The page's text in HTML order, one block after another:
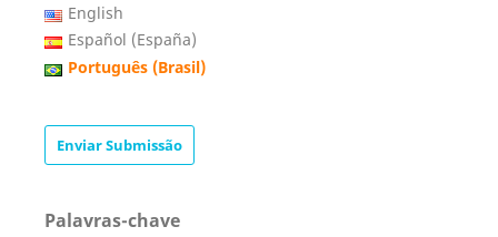
English
Español (España)
Português (Brasil)
Enviar Submissão
Palavras-chave